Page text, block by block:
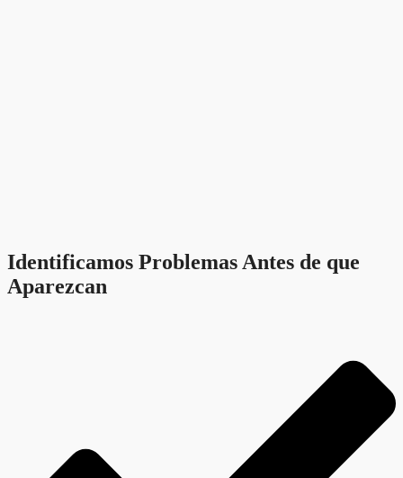
Identificamos Problemas Antes de que
Aparezcan